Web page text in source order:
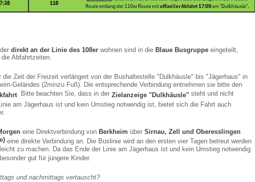
direkt an der Linie des 108er wohnen sind in die Blaue Busgruppe eingeteilt,
Abfahrtzeiten.
die Zeit der Freizeit verlängert von der Bushaltestelle "Dulkhäusle" bis "Jägerhaus" in
Geländes (2minzu Fuß). Die entsprechende Verbindung entnehmen sie bitte den
. Bitte beachten Sie, dass in der Zielanzeige "Dulkhäusle" steht und nicht
am Jägerhaus ist und kein Umstieg notwendig ist, bietet sich die Fahrt auch
eine Direktverbindung von Berkheim über Sirnau, Zell und Oberesslingen
eine direkte Verbindung an. Die Buslinie wird an den ersten vier Tagen betreut werden
zu machen. Da das Ende der Linie am Jägerhaus ist und kein Umstieg notwendig
gut für jüngere Kinder.
und nachmittags vertauscht?